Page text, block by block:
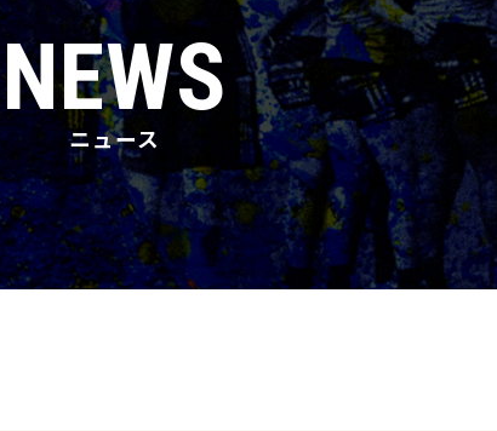
ミッション
ビジョン
コア・バリュー
クラブ概要
施設紹介
クラブ沿革
PEARLSの取り組み
後援会
NEWS
ニュース